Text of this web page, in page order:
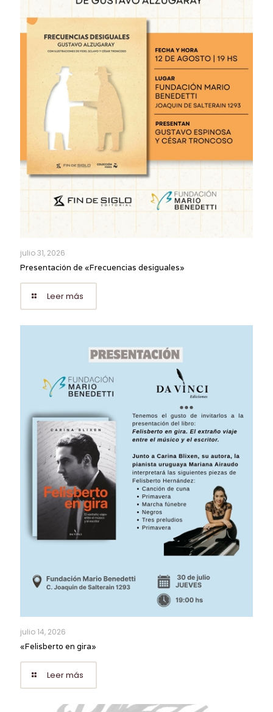
julio 31, 2026
Presentación de «Frecuencias desiguales»
Leer más
julio 14, 2026
«Felisberto en gira»
Leer más